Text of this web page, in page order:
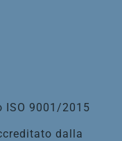
ISO 9001/2015
dalla